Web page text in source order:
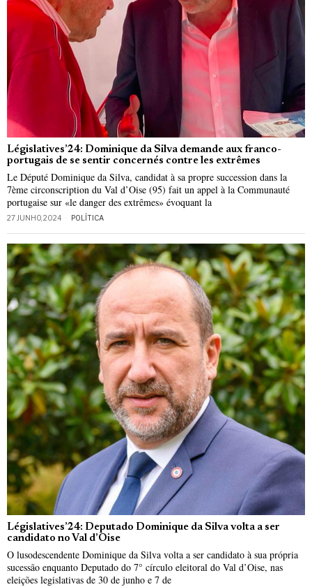
Législatives’24: Dominique da Silva demande aux franco-
portugais de se sentir concernés contre les extrêmes
Le Député Dominique da Silva, candidat à sa propre succession dans la
7ème circonscription du Val d’Oise (95) fait un appel à la Communauté
portugaise sur «le danger des extrêmes» évoquant la
27 JUNHO, 2024 POLÍTICA
Législatives’24: Deputado Dominique da Silva volta a ser
candidato no Val d’Oise
O lusodescendente Dominique da Silva volta a ser candidato à sua própria
sucessão enquanto Deputado do 7° círculo eleitoral do Val d’Oise, nas
eleições legislativas de 30 de junho e 7 de